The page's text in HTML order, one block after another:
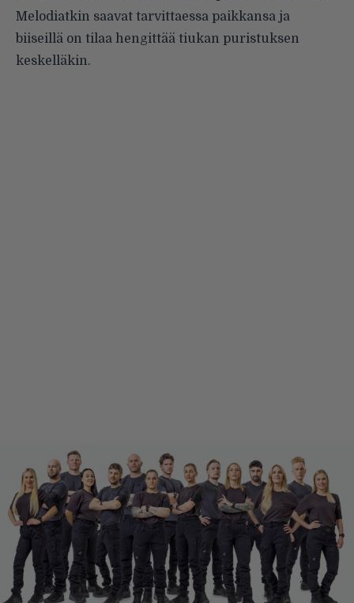
Melodiatkin saavat tarvittaessa paikkansa ja
biiseillä on tilaa hengittää tiukan puristuksen
keskelläkin.